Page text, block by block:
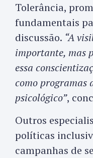
Tolerância,
fundamentais
discussão. “A
importante, mas
essa
como programas
psicológico”,
Outros
políticas
campanhas de